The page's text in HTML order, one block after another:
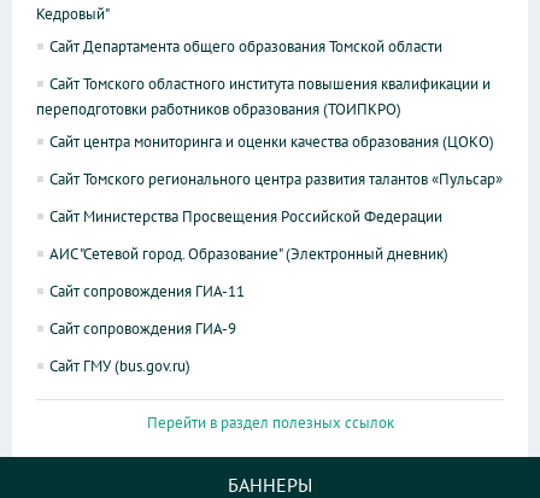
Кедровый"
Сайт Департамента общего образования Томской области
Сайт Томского областного института повышения квалификации и
переподготовки работников образования (ТОИПКРО)
Сайт центра мониторинга и оценки качества образования (ЦОКО)
Сайт Томского регионального центра развития талантов «Пульсар»
Сайт Министерства Просвещения Российской Федерации
АИС "Сетевой город. Образование" (Электронный дневник)
Сайт сопровождения ГИА-11
Сайт сопровождения ГИА-9
Сайт ГМУ (bus.gov.ru)
Перейти в раздел полезных ссылок
БАННЕРЫ